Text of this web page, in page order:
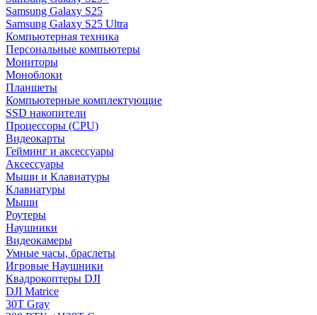
Samsung Galaxy S25
Samsung Galaxy S25 Ultra
Компьютерная техника
Персональные компьютеры
Мониторы
Моноблоки
Планшеты
Компьютерные комплектующие
SSD накопители
Процессоры (CPU)
Видеокарты
Гейминг и аксессуары
Аксессуары
Мыши и Клавиатуры
Клавиатуры
Мыши
Роутеры
Наушники
Видеокамеры
Умные часы, браслеты
Игровые Наушники
Квадрокоптеры DJI
DJI Matrice
30T Gray